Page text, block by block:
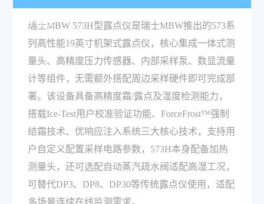
有哪些？
瑞士MBW 573H型露点仪是瑞士MBW推出的573系
列高性能19英寸机架式露点仪，核心集成一体式测
量头、高精度压力传感器、内部采样泵、数显流量
计等组件，无需额外搭配周边采样硬件即可完成部
署。该设备具备高精度霜/露点及湿度检测能力，
搭载Ice-Test用户校准验证功能、ForceFrost™强制
结霜技术、优响应注入系统三大核心技术，支持用
户自定义配置采样电路参数，573H本身配备加热
测量头，还可选配自动蒸汽疏水阀适配高湿工况，
可替代DP3、DP8、DP30等传统露点仪使用，适配
多场景连续在线监测需求。